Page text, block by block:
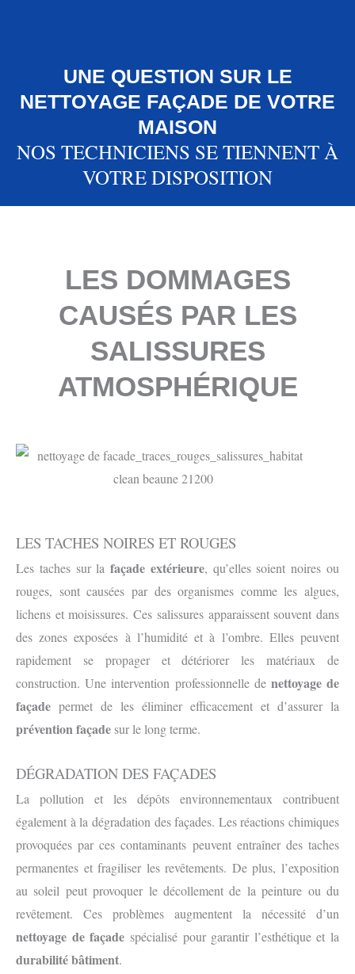
UNE QUESTION SUR LE
NETTOYAGE FAÇADE DE VOTRE
MAISON
NOS TECHNICIENS SE TIENNENT À
VOTRE DISPOSITION
LES DOMMAGES
CAUSÉS PAR LES
SALISSURES
ATMOSPHÉRIQUE
LES TACHES NOIRES ET ROUGES
Les taches sur lafaçade extérieure, qu’elles soient noires ou
rouges, sont causées par des organismes comme les algues,
lichens et moisissures. Ces salissures apparaissent souvent dans
des zones exposées à l’humidité et à l’ombre. Elles peuvent
rapidement se propager et détériorer les matériaux de
construction. Une intervention professionnelle de nettoyage de
façade permet de les éliminer efficacement et d’assurer la
prévention façade sur le long terme.
DÉGRADATION DES FAÇADES
La pollution et les dépôts environnementaux contribuent
également à la dégradation des façades. Les réactions chimiques
provoquées par ces contaminants peuvent entraîner des taches
permanentes et fragiliser les revêtements. De plus, l’exposition
au soleil peut provoquer le décollement de la peinture ou du
revêtement. Ces problèmes augmentent la nécessité d’un
nettoyage de façade spécialisé pour garantir l’esthétique et la
durabilité bâtiment.